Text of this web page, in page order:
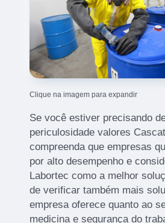
Clique na imagem para expandir
Se você estiver precisando
periculosidade valores
compreenda que empresas
por alto desempenho e
Labortec como a melhor
de verificar também mais
empresa oferece quanto ao
medicina e segurança do